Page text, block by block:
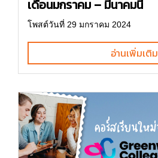
เดือนมกราคม – มีนาคมนี้
โพสต์วันที่ 29 มกราคม 2024
อ่านเพิ่มเติม